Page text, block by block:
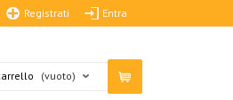
Registrati Entra
(vuoto)